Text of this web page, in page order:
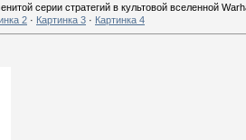
серии стратегий в культовой вселенной
2 · Картинка 3 · Картинка 4